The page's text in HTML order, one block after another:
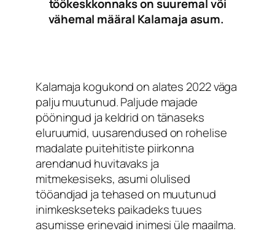
töökeskkonnaks on suuremal või
vähemal määral Kalamaja asum.
Kalamaja kogukond on alates 2022 väga
palju muutunud. Paljude majade
pööningud ja keldrid on tänaseks
eluruumid, uusarendused on rohelise
madalate puitehitiste piirkonna
arendanud huvitavaks ja
mitmekesiseks, asumi olulised
tööandjad ja tehased on muutunud
inimkeskseteks paikadeks tuues
asumisse erinevaid inimesi üle maailma.